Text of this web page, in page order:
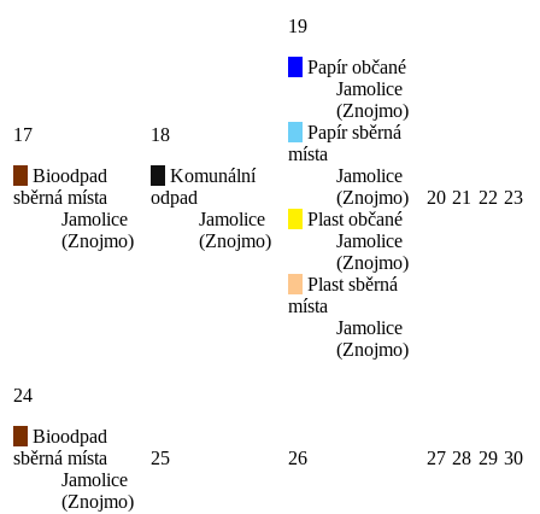
17
Bioodpad
sběrná místa
Jamolice
(Znojmo)
18
Komunální
odpad
Jamolice
(Znojmo)
19
Papír občané
Jamolice
(Znojmo)
Papír sběrná
místa
Jamolice
(Znojmo)
Plast občané
Jamolice
(Znojmo)
Plast sběrná
místa
Jamolice
(Znojmo)
20 21 22 23
24
Bioodpad
sběrná místa
Jamolice
(Znojmo)
25 26 27 28 29 30